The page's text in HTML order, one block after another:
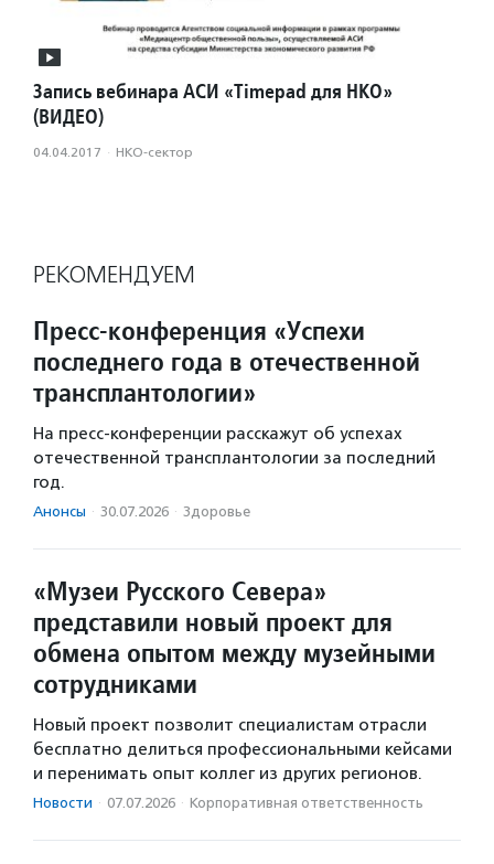
Запись вебинара АСИ «Timepad для НКО»
(ВИДЕО)
04.04.2017 · НКО-сектор
РЕКОМЕНДУЕМ
Пресс-конференция «Успехи
последнего года в отечественной
трансплантологии»
На пресс-конференции расскажут об успехах
отечественной трансплантологии за последний
год.
Анонсы · 30.07.2026 · Здоровье
«Музеи Русского Севера»
представили новый проект для
обмена опытом между музейными
сотрудниками
Новый проект позволит специалистам отрасли
бесплатно делиться профессиональными кейсами
и перенимать опыт коллег из других регионов.
Новости · 07.07.2026 · Корпоративная ответственность